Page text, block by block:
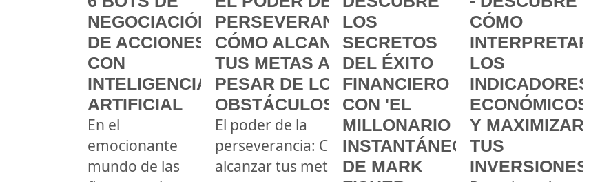
NEGOCIACIÓN
DE ACCIONES
CON
INTELIGENCIA
ARTIFICIAL
En el
emocionante
mundo de las
PERSEVERANCIA:
CÓMO ALCANZAR
TUS METAS A
PESAR DE LOS
OBSTÁCULOS
El poder de la
perseverancia: Cómo
alcanzar tus metas
LOS
SECRETOS
DEL ÉXITO
FINANCIERO
CON 'EL
MILLONARIO
INSTANTÁNEO'
DE MARK
CÓMO
INTERPRETAR
LOS
INDICADORES
ECONÓMICOS
Y MAXIMIZAR
TUS
INVERSIONES